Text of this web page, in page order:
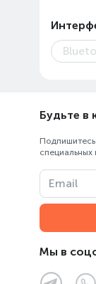
Будьте в
Подпишитесь
Email
Мы в